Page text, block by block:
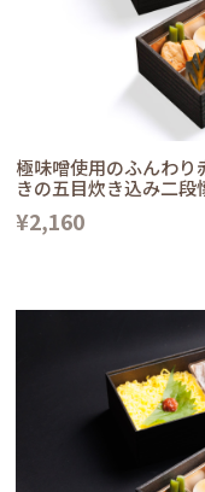
極味噌使用のふんわ
きの五目炊き込み二段
¥2,160